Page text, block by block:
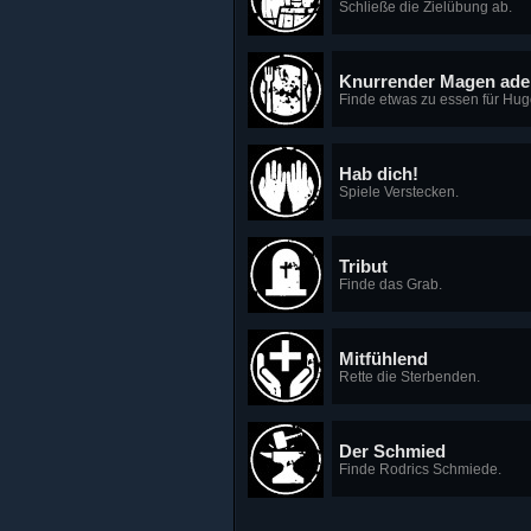
Schließe die Zielübung ab.
Knurrender Magen ade
Finde etwas zu essen für
Hab dich!
Spiele Verstecken.
Tribut
Finde das Grab.
Mitfühlend
Rette die Sterbenden.
Der Schmied
Finde Rodrics Schmiede.